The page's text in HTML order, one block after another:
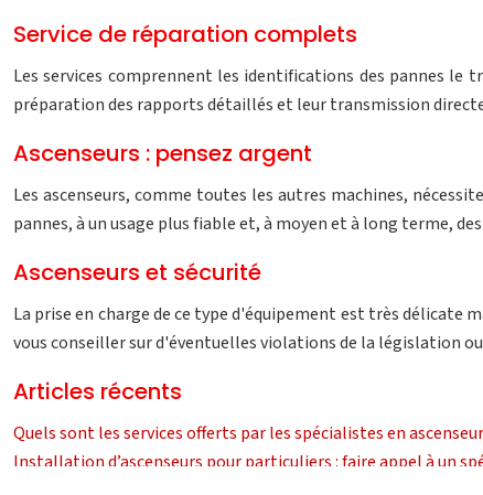
Service de réparation complets
Les services comprennent les identifications des pannes le
préparation des rapports détaillés et leur transmission
Ascenseurs : pensez argent
Les ascenseurs, comme toutes les autres machines,
pannes, à un usage plus fiable et, à moyen et à long terme,
Ascenseurs et sécurité
La prise en charge de ce type d'équipement est très délicate
vous conseiller sur d'éventuelles violations de la législation
Articles récents
Quels sont les services offerts par les spécialistes en
Installation d’ascenseurs pour particuliers : faire appel à un